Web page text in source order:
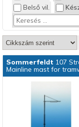
Belső vil.
Sommerfeldt 107
Mainline mast for